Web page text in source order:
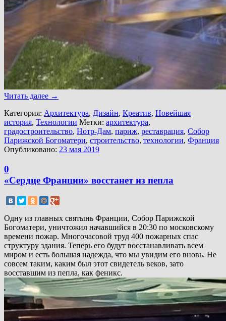
Читать далее →
Категория: Архитектура, Дизайн, Креатив, Новейшая
история, Технологии Метки: архитектура,
градостроительство, Нотр-Дам, париж, реставрация, Собор
Парижской Богоматери, строительство, технологии, Франция
Опубликовано: 23 мая 2019
0
«Сердце Франции» восстанет из пепла
Одну из главных святынь Франции, Собор Парижской
Богоматери, уничтожил начавшийся в 20:30 по московскому
времени пожар. Многочасовой труд 400 пожарных спас
структуру здания. Теперь его будут восстанавливать всем
миром и есть большая надежда, что мы увидим его вновь. Не
совсем таким, каким был этот свидетель веков, зато
восставшим из пепла, как феникс.